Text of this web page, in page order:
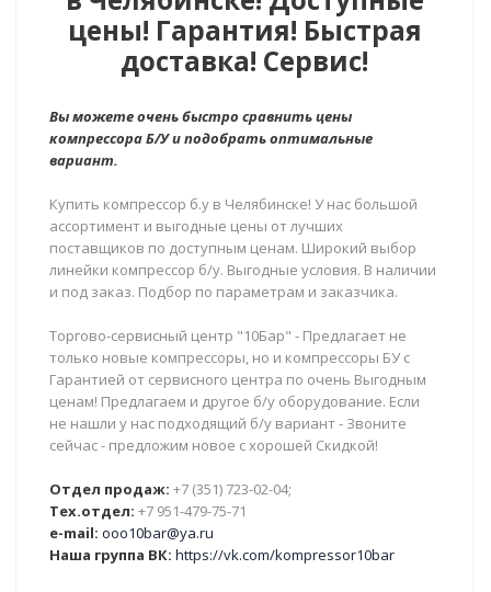
цены! Гарантия! Быстрая
доставка! Сервис!
Вы можете очень быстро сравнить цены
компрессора Б/У и подобрать оптимальные
вариант.
Купить компрессор б.у в Челябинске! У нас большой
ассортимент и выгодные цены от лучших
поставщиков по доступным ценам. Широкий выбор
линейки компрессор б/у. Выгодные условия. В наличии
и под заказ. Подбор по параметрам и заказчика.
Торгово-сервисный центр "10Бар" - Предлагает не
только новые компрессоры, но и компрессоры БУ с
Гарантией от сервисного центра по очень Выгодным
ценам! Предлагаем и другое б/у оборудование. Если
не нашли у нас подходящий б/у вариант - Звоните
сейчас - предложим новое с хорошей Скидкой!
Отдел продаж: +7 (351) 723-02-04;
Тех.отдел: +7 951-479-75-71
e-mail: ooo10bar@ya.ru
Наша группа ВК: https://vk.com/kompressor10bar